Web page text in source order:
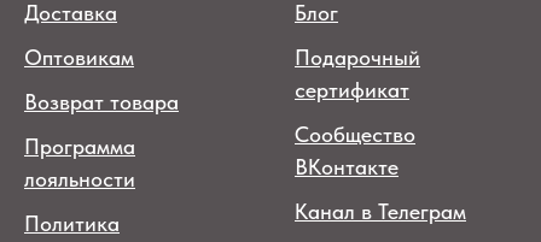
Доставка
Оптовикам
Возврат товара
Программа
лояльности
Политика
Блог
Подарочный
сертификат
Сообщество
ВКонтакте
Канал в Телеграм